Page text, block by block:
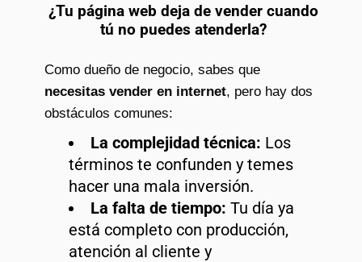
¿Tu página web deja de vender cuando
tú no puedes atenderla?
Como dueño de negocio, sabes que
necesitas vender en internet, pero hay dos
obstáculos comunes:
La complejidad técnica: Los
términos te confunden y temes
hacer una mala inversión.
La falta de tiempo: Tu día ya
está completo con producción,
atención al cliente y